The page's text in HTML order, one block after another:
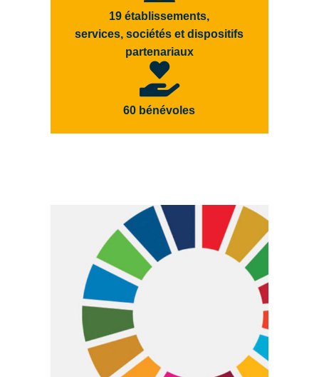
19 établissements,
services, sociétés et dispositifs
partenariaux
60 bénévoles